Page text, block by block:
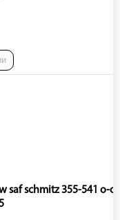
saf schmitz 355-541 o-o